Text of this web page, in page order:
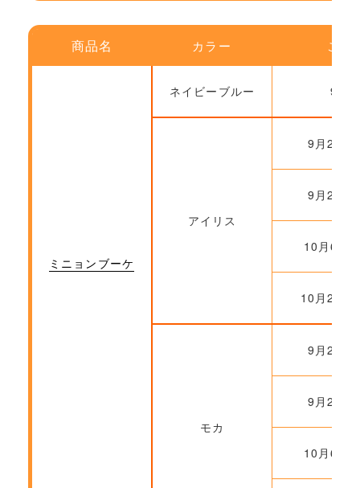
商品名 カラー ご注
ミニョンブーケ
ネイビーブルー 9月
アイリス
9月22日
9月29日
10月6日
10月20日
モカ
9月22日
9月29日
10月6日